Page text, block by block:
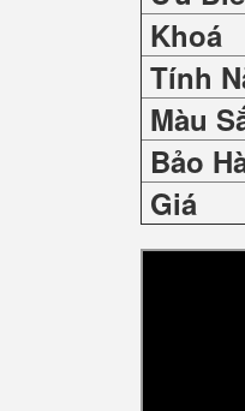
Khoá
Tính
Màu
Bảo
Giá